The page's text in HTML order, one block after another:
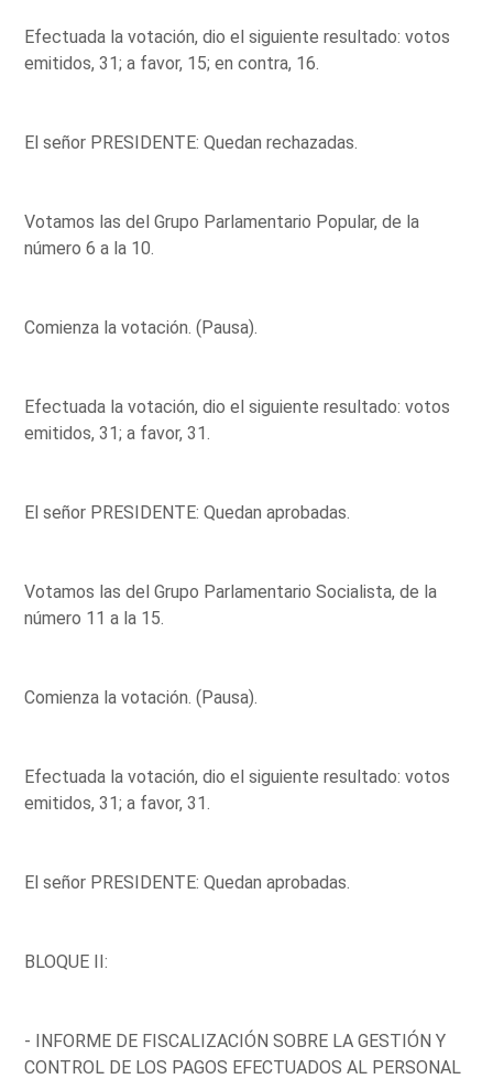
Efectuada la votación, dio el siguiente resultado: votos
emitidos, 31; a favor, 15; en contra, 16.
El señor PRESIDENTE: Quedan rechazadas.
Votamos las del Grupo Parlamentario Popular, de la
número 6 a la 10.
Comienza la votación. (Pausa).
Efectuada la votación, dio el siguiente resultado: votos
emitidos, 31; a favor, 31.
El señor PRESIDENTE: Quedan aprobadas.
Votamos las del Grupo Parlamentario Socialista, de la
número 11 a la 15.
Comienza la votación. (Pausa).
Efectuada la votación, dio el siguiente resultado: votos
emitidos, 31; a favor, 31.
El señor PRESIDENTE: Quedan aprobadas.
BLOQUE II:
- INFORME DE FISCALIZACIÓN SOBRE LA GESTIÓN Y
CONTROL DE LOS PAGOS EFECTUADOS AL PERSONAL